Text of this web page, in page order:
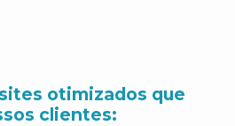
otimizados que
clientes: